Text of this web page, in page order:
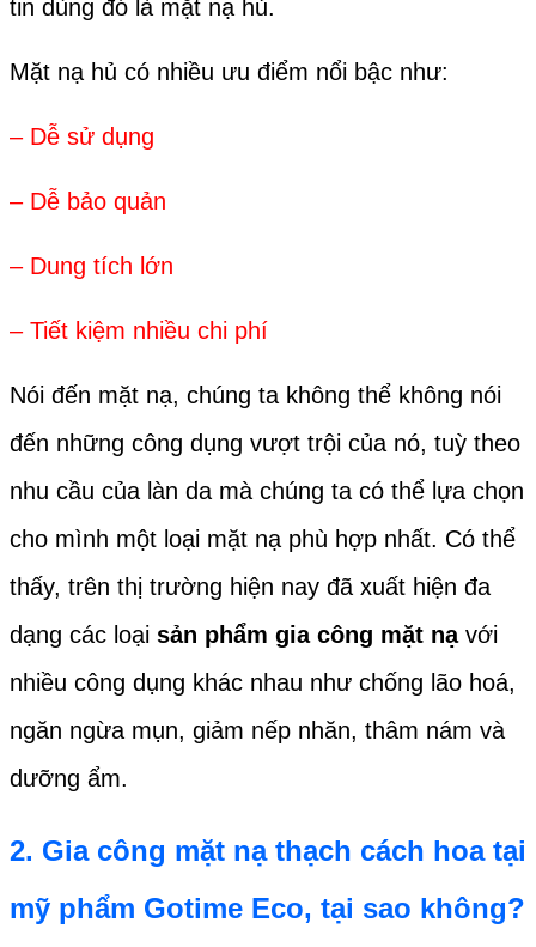
tin dùng đó là mặt nạ hủ.
Mặt nạ hủ có nhiều ưu điểm nổi bậc như:
– Dễ sử dụng
– Dễ bảo quản
– Dung tích lớn
– Tiết kiệm nhiều chi phí
Nói đến mặt nạ, chúng ta không thể không nói
đến những công dụng vượt trội của nó, tuỳ theo
nhu cầu của làn da mà chúng ta có thể lựa chọn
cho mình một loại mặt nạ phù hợp nhất. Có thể
thấy, trên thị trường hiện nay đã xuất hiện đa
dạng các loại sản phẩm gia công mặt nạ với
nhiều công dụng khác nhau như chống lão hoá,
ngăn ngừa mụn, giảm nếp nhăn, thâm nám và
dưỡng ẩm.
2. Gia công mặt nạ thạch cách hoatại
mỹ phẩm Gotime Eco, tại sao không?